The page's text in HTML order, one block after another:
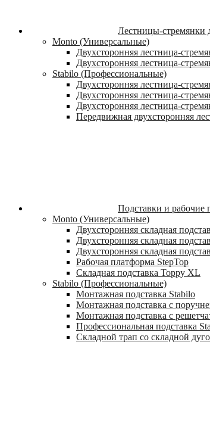
Лестницы-стремянки
Monto (Универсальные)
Двухсторонняя лестница-
Двухсторонняя лестница-
Stabilo (Профессиональные)
Двухсторонняя лестница-
Двухсторонняя лестница-
Двухсторонняя лестница-
Передвижная двухсторонняя
Подставки и рабочие
Monto (Универсальные)
Двухсторонняя складная
Двухсторонняя складная
Двухсторонняя складная
Рабочая платформа StepTop
Складная подставка Toppy XL
Stabilo (Профессиональные)
Монтажная подставка Stabilo
Монтажная подставка с
Монтажная подставка с
Профессиональная подставка
Складной трап со складной